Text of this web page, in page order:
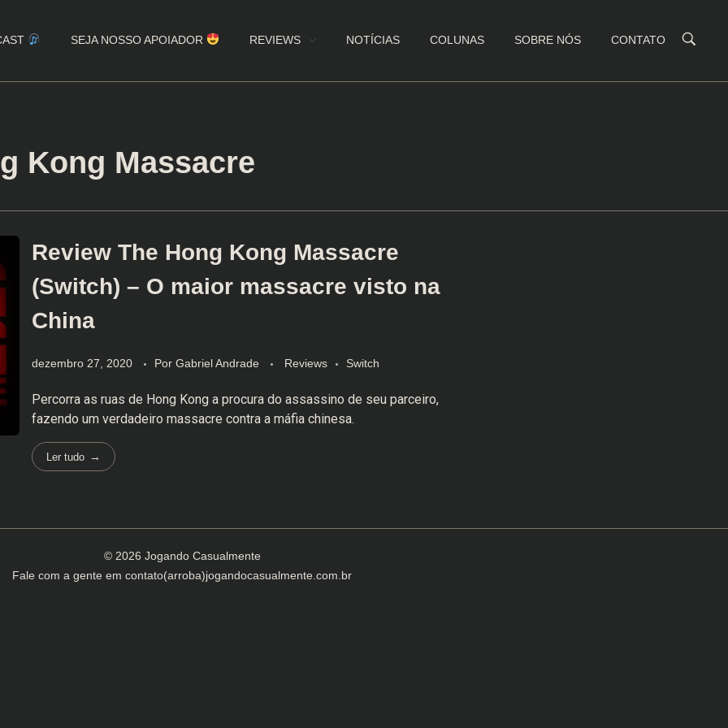
SEJA NOSSO APOIADOR REVIEWS NOTÍCIAS COLUNAS SOBRE NÓS CONTATO
Kong Massacre
Review The Hong Kong Massacre
(Switch) – O maior massacre visto na
China
dezembro 27, 2020 Por Gabriel Andrade Reviews Switch
Percorra as ruas de Hong Kong a procura do assassino de seu parceiro,
fazendo um verdadeiro massacre contra a máfia chinesa.
Ler tudo
© 2026 Jogando Casualmente
Fale com a gente em contato(arroba)jogandocasualmente.com.br